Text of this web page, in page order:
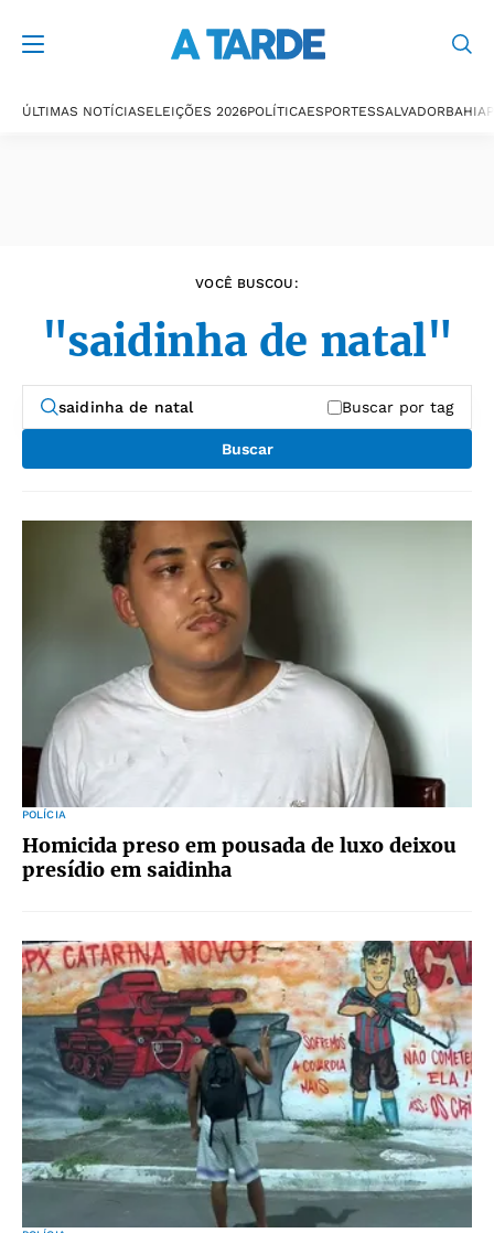
ÚLTIMAS NOTÍCIASELEIÇÕES 2026POLÍTICAESPORTESSALVADORBAHIA
VOCÊ BUSCOU:
"saidinha de natal"
Buscar por tag
Buscar
POLÍCIA
Homicida preso em pousada de luxo deixou
presídio em saidinha